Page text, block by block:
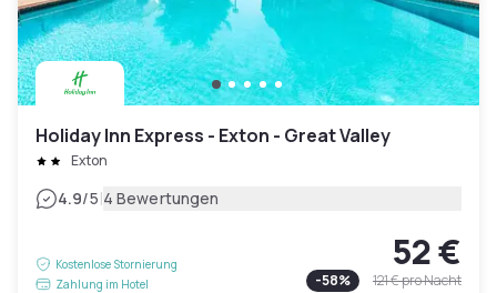
Holiday Inn Express - Exton - Great Valley
Exton
4.9/5|4 Bewertungen
Kostenlose Stornierung
Zahlung im Hotel
52 €
-58% 121 €pro Nacht